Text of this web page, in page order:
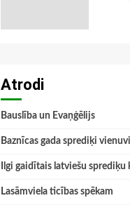
Atrodi
Bauslība un Evaņģēlijs
Baznīcas gada sprediķi
Ilgi gaidītais latviešu sprediķu
Lasāmviela ticības spēkam